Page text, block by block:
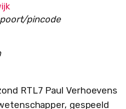
pincode
RTL7 Paul Verhoevens
gespeeld